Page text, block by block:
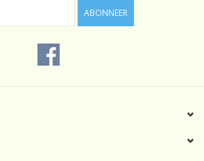
ABONNEER